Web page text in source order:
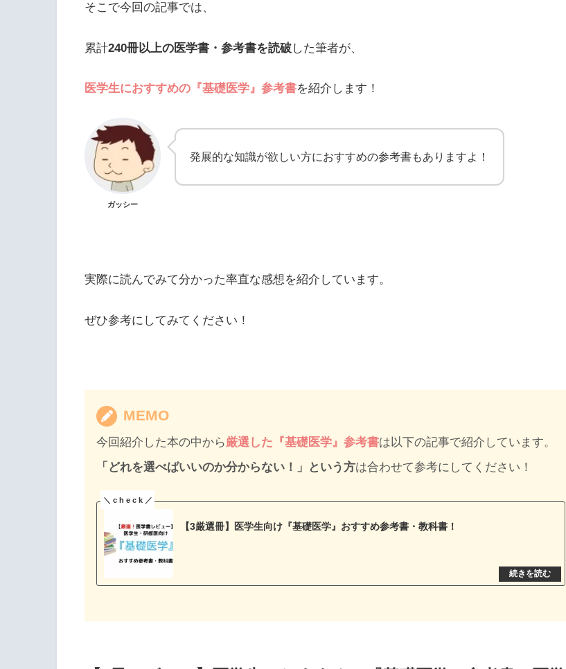
そこで今回の記事では、
累計240冊以上の医学書・参考書を読破した筆者が、
医学生におすすめの『基礎医学』参考書を紹介します！
ガッシー
発展的な知識が欲しい方におすすめの参考書もありますよ！
実際に読んでみて分かった率直な感想を紹介しています。
ぜひ参考にしてみてください！
MEMO
今回紹介した本の中から厳選した『基礎医学』参考書は以下の記事で紹介しています。
「どれを選べばいいのか分からない！」という方は合わせて参考にしてください！
【3厳選冊】医学生向け『基礎医学』おすすめ参考書・教科書！